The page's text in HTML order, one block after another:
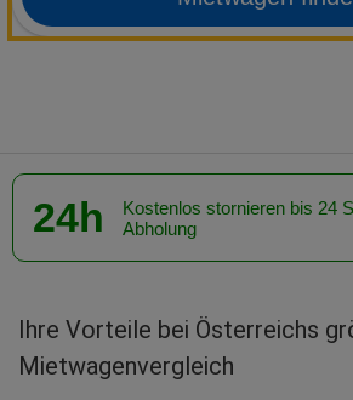
24h
Kostenlos stornieren bis 24
Abholung
Ihre Vorteile bei Österreichs
Mietwagenvergleich